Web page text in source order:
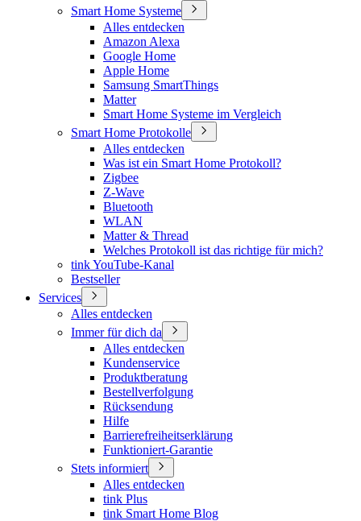
Smart Home Systeme
Alles entdecken
Amazon Alexa
Google Home
Apple Home
Samsung SmartThings
Matter
Smart Home Systeme im Vergleich
Smart Home Protokolle
Alles entdecken
Was ist ein Smart Home Protokoll?
Zigbee
Z-Wave
Bluetooth
WLAN
Matter & Thread
Welches Protokoll ist das richtige für mich?
tink YouTube-Kanal
Bestseller
Services
Alles entdecken
Immer für dich da
Alles entdecken
Kundenservice
Produktberatung
Bestellverfolgung
Rücksendung
Hilfe
Barrierefreiheitserklärung
Funktioniert-Garantie
Stets informiert
Alles entdecken
tink Plus
tink Smart Home Blog